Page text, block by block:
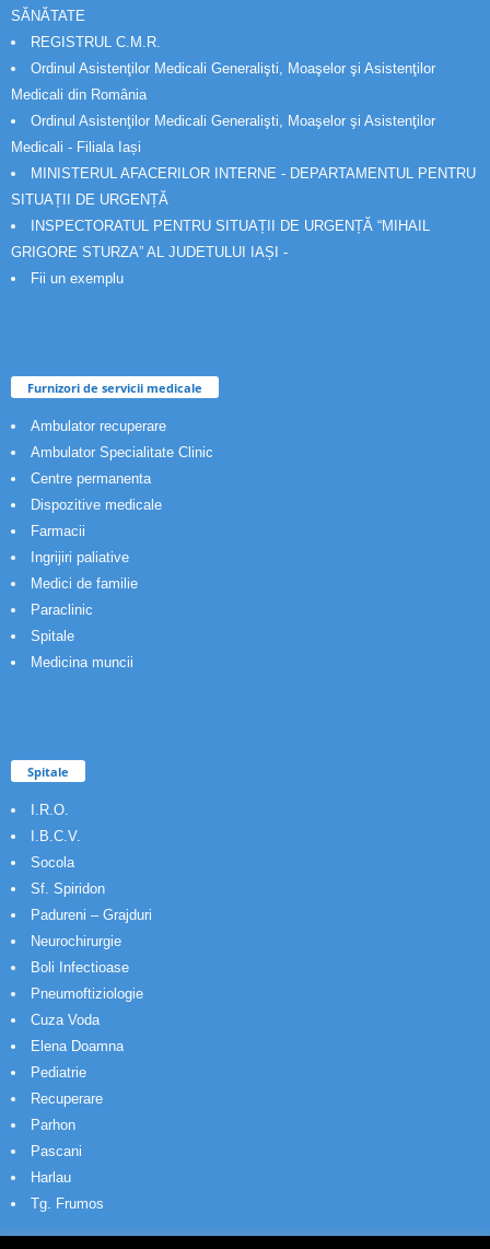
SĂNĂTATE
REGISTRUL C.M.R.
Ordinul Asistenţilor Medicali Generalişti, Moaşelor şi Asistenţilor
Medicali din România
Ordinul Asistenţilor Medicali Generalişti, Moaşelor şi Asistenţilor
Medicali - Filiala Iași
MINISTERUL AFACERILOR INTERNE - DEPARTAMENTUL PENTRU
SITUAȚII DE URGENȚĂ
INSPECTORATUL PENTRU SITUAȚII DE URGENȚĂ “MIHAIL
GRIGORE STURZA” AL JUDETULUI IAȘI -
Fii un exemplu
Furnizori de servicii medicale
Ambulator recuperare
Ambulator Specialitate Clinic
Centre permanenta
Dispozitive medicale
Farmacii
Ingrijiri paliative
Medici de familie
Paraclinic
Spitale
Medicina muncii
Spitale
I.R.O.
I.B.C.V.
Socola
Sf. Spiridon
Padureni – Grajduri
Neurochirurgie
Boli Infectioase
Pneumoftiziologie
Cuza Voda
Elena Doamna
Pediatrie
Recuperare
Parhon
Pascani
Harlau
Tg. Frumos